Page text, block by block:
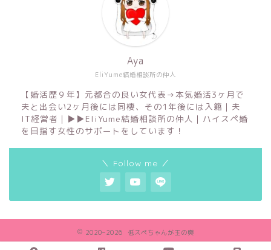
EliYume結婚相談所の仲人
Aya
【婚活歴９年】元都合の良い女代表→本気婚活3ヶ月で
夫と出会い2ヶ月後には同棲、その1年後には入籍｜夫
IT経営者｜▶︎▶︎EliYume結婚相談所の仲人｜ハイスペ婚
を目指す女性のサポートをしています！
＼ Follow me ／
2020–2026 低スペちゃんが玉の輿